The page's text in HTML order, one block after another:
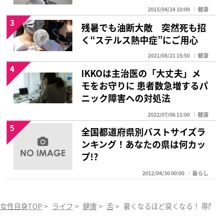
2015/04/24 10:00 健康
残暑でも油断大敵 突然死も招
く“ステルス熱中症”にご用心
2021/08/21 15:50 健康
3
IKKOは主治医の「大丈夫」メ
モをお守りに 患者数急増するパ
ニック障害への対処法
2022/07/06 11:00 健康
4
全国都道府県別バストサイズラ
ンキング！あなたの県は何カッ
プ!?
2012/04/30 00:00 暮らし
5
女性自身TOP > ライフ > 健康 > 舌 > 暑くなるほど臭くなる！ 専門